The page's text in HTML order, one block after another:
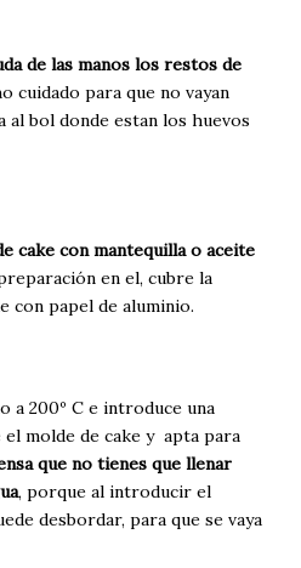
de las manos los restos de
cuidado para que no vayan
al bol donde estan los huevos
cake con mantequilla o aceite
en el, cubre la
con papel de aluminio.
a 200º C e introduce una
molde de cake y apta para
que no tienes que llenar
, porque al introducir el
desbordar, para que se vaya